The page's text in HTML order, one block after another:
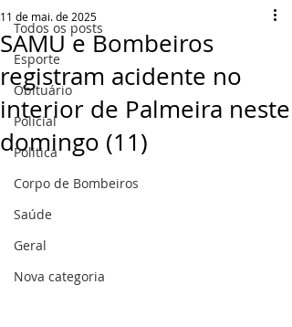
Todos os posts
Esporte
Obituário
Policial
Politica
Corpo de Bombeiros
Saúde
Geral
Nova categoria
SAMU e Bombeiros
registram acidente no
interior de Palmeira neste
domingo (11)
11 de mai. de 2025